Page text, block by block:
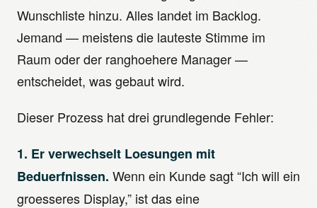
Wunschliste hinzu. Alles landet im Backlog.
Jemand — meistens die lauteste Stimme im
Raum oder der ranghoehere Manager —
entscheidet, was gebaut wird.
Dieser Prozess hat drei grundlegende Fehler:
1. Er verwechselt Loesungen mit
Beduerfnissen. Wenn ein Kunde sagt “Ich will ein
groesseres Display,” ist das eine